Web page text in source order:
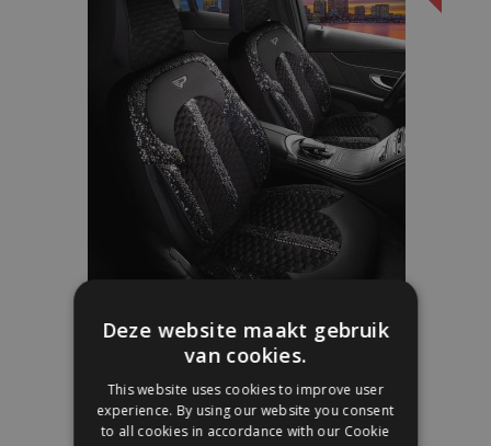
verlanglijst
€ 149,00 € 175,00
Deze website maakt gebruik
van cookies.
This website uses cookies to improve user
experience. By using our website you consent
to all cookies in accordance with our Cookie